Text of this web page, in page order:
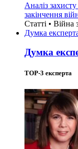
Аналіз
закінчення
Статті •
Думка
Думка
TOP-3 експерта